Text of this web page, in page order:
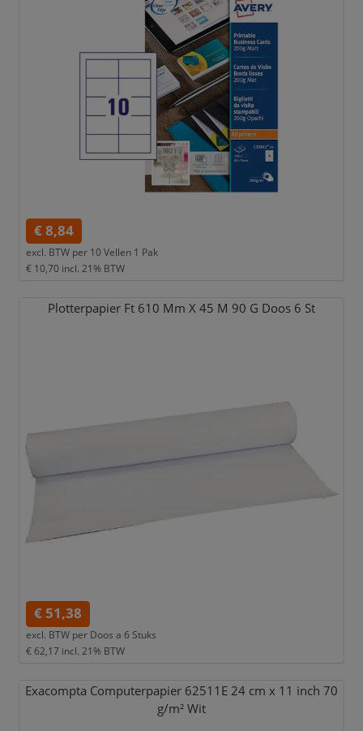
€ 8,84
excl. BTW per 10 Vellen 1 Pak
€ 10,70 incl. 21% BTW
Plotterpapier Ft 610 Mm X 45 M 90 G Doos 6 St
€ 51,38
excl. BTW per Doos a 6 Stuks
€ 62,17 incl. 21% BTW
Exacompta Computerpapier 62511E 24 cm x 11 inch 70
g/m² Wit